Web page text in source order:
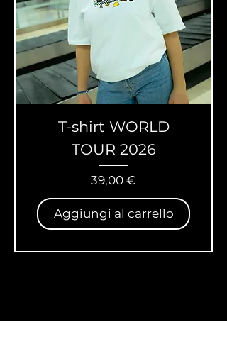
T-shirt WORLD
TOUR 2026
Prezzo
39,00 €
Aggiungi al carrello